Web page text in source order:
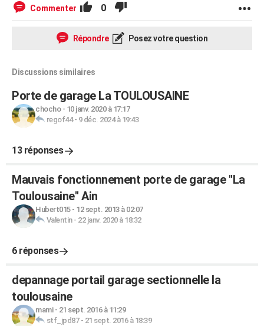
Commenter 0
Répondre Posez votre question
Discussions similaires
Porte de garage La TOULOUSAINE
chocho- 10 janv. 2020 à 17:17
regof44- 9 déc. 2024 à 19:43
13 réponses
Mauvais fonctionnement porte de garage ''La
Toulousaine'' Ain
Hubert015- 12 sept. 2013 à 02:07
Valentin- 22 janv. 2020 à 18:32
6 réponses
depannage portail garage sectionnelle la
toulousaine
mami- 21 sept. 2016 à 11:29
stf_jpd87- 21 sept. 2016 à 18:39